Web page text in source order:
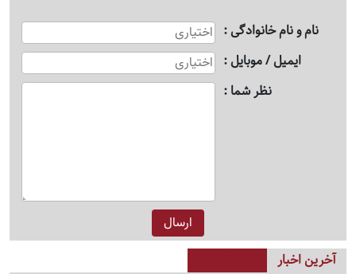
نام و نام خانوادگی
ایمیل / موبایل
نظر شما
آخرین اخبار